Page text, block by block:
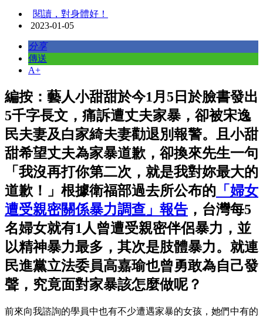
閱讀，對身體好！
2023-01-05
分享
傳送
A+
編按：藝人小甜甜於今1月5日於臉書發出
5千字長文，痛訴遭丈夫家暴，卻被宋逸
民夫妻及白家綺夫妻勸退別報警。且小甜
甜希望丈夫為家暴道歉，卻換來先生一句
「我沒再打你第二次，就是我對妳最大的
道歉！」根據衛福部過去所公布的 「婦女
遭受親密關係暴力調查」報告 ，台灣每5
名婦女就有1人曾遭受親密伴侶暴力，並
以精神暴力最多，其次是肢體暴力。就連
民進黨立法委員高嘉瑜也曾勇敢為自己發
聲，究竟面對家暴該怎麼做呢？
前來向我諮詢的學員中也有不少遭遇家暴的女孩，她們中有的